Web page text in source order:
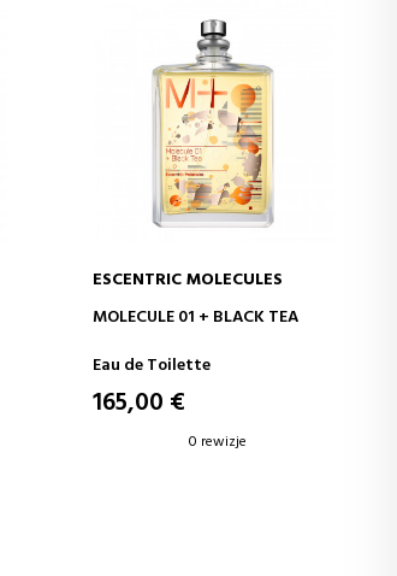
DODAJ DO KOSZYKA
ESCENTRIC MOLECULES
MOLECULE 01 + BLACK TEA
Eau de Toilette
165,00 €
0 rewizje